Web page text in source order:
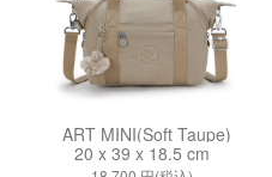
ART MINI(Soft Taupe)
20 x 39 x 18.5 cm